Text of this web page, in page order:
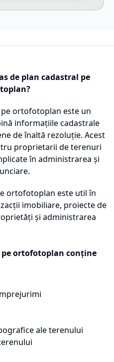
de plan cadastral pe
ortofotoplan este un
informațiile cadastrale
de înaltă rezoluție. Acest
proprietarii de terenuri
în administrarea și
ortofotoplan este util în
imobiliare, proiecte de
și administrarea
ortofotoplan conține
ale terenului